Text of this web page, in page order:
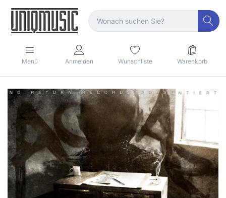
Menü Anmelden Wunschliste Warenkorb